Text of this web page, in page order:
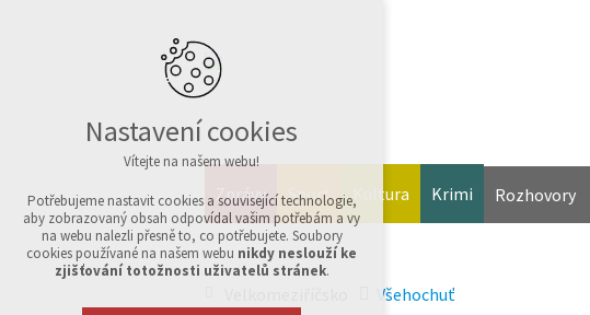
Zprávy Sport Kultura Krimi Rozhovory
Nastavení cookies
Vítejte na našem webu!
Potřebujeme nastavit cookies a související technologie,
aby zobrazovaný obsah odpovídal vašim potřebám a vy
na webu nalezli přesně to, co potřebujete. Soubory
cookies používané na našem webu nikdy neslouží ke
zjišťování totožnosti uživatelů stránek.
Všehochuť